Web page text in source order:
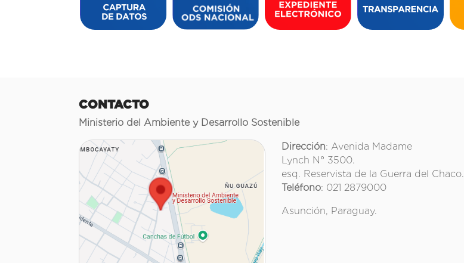
CONTACTO
Ministerio del Ambiente y Desarrollo Sostenible
Dirección: Avenida Madame
Lynch N° 3500.
esq. Reservista de la Guerra del Chaco.
Teléfono: 021 2879000
Asunción, Paraguay.